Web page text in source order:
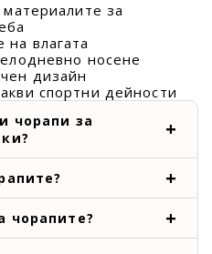
за
влагата
носене
дизайн
спортни дейности
чорапи за
чорапите?